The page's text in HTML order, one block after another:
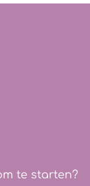
te starten?